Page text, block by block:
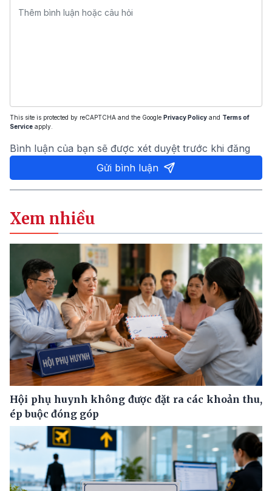
This site is protected by reCAPTCHA and the Google Privacy Policy and Terms of
Service apply.
Bình luận của bạn sẽ được xét duyệt trước khi đăng
Gửi bình luận
Xem nhiều
Hội phụ huynh không được đặt ra các khoản thu,
ép buộc đóng góp